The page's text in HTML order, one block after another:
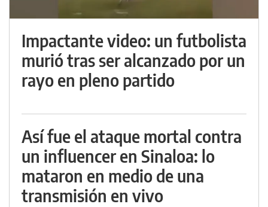
Impactante video: un futbolista
murió tras ser alcanzado por un
rayo en pleno partido
Así fue el ataque mortal contra
un influencer en Sinaloa: lo
mataron en medio de una
transmisión en vivo